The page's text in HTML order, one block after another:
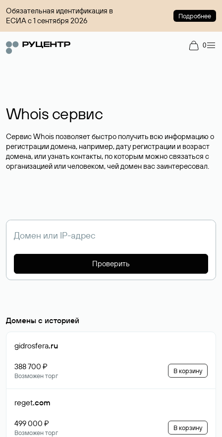
Обязательная идентификация в
ЕСИА с 1 сентября 2026
Подробнее
0
Whois сервис
Сервис Whois позволяет быстро получить всю информацию о
регистрации домена, например, дату регистрации и возраст
домена, или узнать контакты, по которым можно связаться с
организацией или человеком, чей домен вас заинтересовал.
Проверить
Домены с историей
gidrosfera.ru
388 700 ₽
Возможен торг
В корзину
reget.com
499 000 ₽
Возможен торг
В корзину